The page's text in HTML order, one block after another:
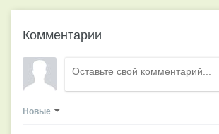
Комментарии
Новые